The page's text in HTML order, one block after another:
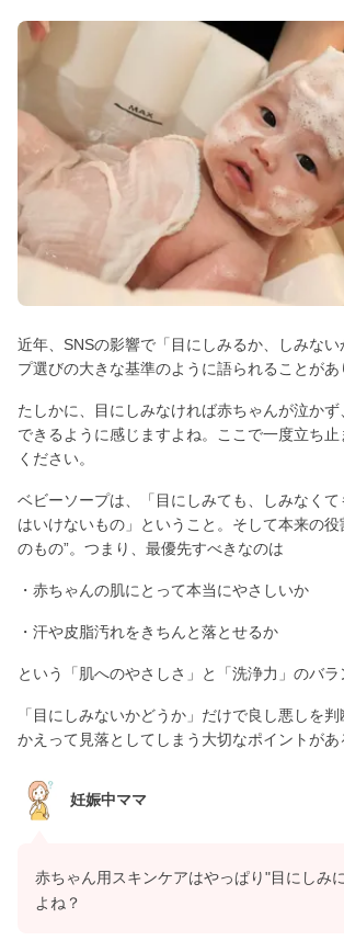
近年、SNSの影響で「目にしみるか、しみな
プ選びの大きな基準のように語られることがあ
たしかに、目にしみなければ赤ちゃんが泣か
できるように感じますよね。ここで一度立ち止
ください。
ベビーソープは、「目にしみても、しみなくて
はいけないもの」ということ。そして本来の役
のもの”。つまり、最優先すべきなのは
・赤ちゃんの肌にとって本当にやさしいか
・汗や皮脂汚れをきちんと落とせるか
という「肌へのやさしさ」と「洗浄力」のバラ
「目にしみないかどうか」だけで良し悪しを判
かえって見落としてしまう大切なポイントがあ
妊娠中ママ
赤ちゃん用スキンケアはやっぱり"目にしみ
よね？